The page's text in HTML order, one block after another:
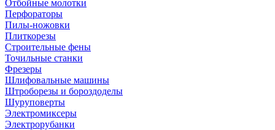
Отбойные молотки
Перфораторы
Пилы-ножовки
Плиткорезы
Строительные фены
Точильные станки
Фрезеры
Шлифовальные машины
Штроборезы и бороздоделы
Шуруповерты
Электромиксеры
Электрорубанки